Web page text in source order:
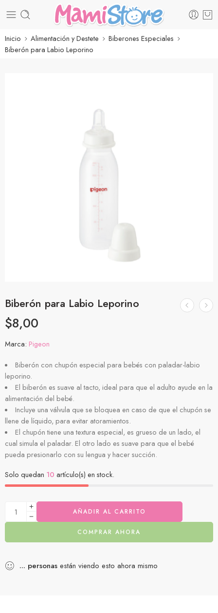
Inicio Alimentación y Destete
Biberones Especiales
Biberón para Labio Leporino
Biberón para Labio Leporino
$8,00
Marca: Pigeon
Biberón con chupón especial para bebés con paladar-labio
leporino.
El biberón es suave al tacto, ideal para que el adulto ayude en la
alimentación del bebé.
Incluye una válvula que se bloquea en caso de que el chupón se
llene de líquido, para evitar atoramientos.
El chupón tiene una textura especial, es grueso de un lado, el
cual simula el paladar. El otro lado es suave para que el bebé
pueda presionarlo con su lengua y hacer succión.
Solo quedan 10 artículo(s) en stock.
AÑADIR AL CARRITO
COMPRAR AHORA
... personas están viendo esto ahora mismo